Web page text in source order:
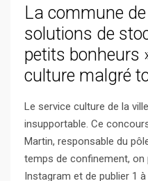
La commune
solutions de
petits bonheurs
culture malgré
Le service culture de la
insupportable. Ce
Martin, responsable du
temps de confinement, on
Instagram et de publier 1